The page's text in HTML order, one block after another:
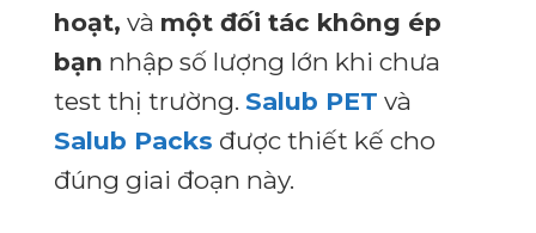
hoạt, và một đối tác không ép
bạn nhập số lượng lớn khi chưa
test thị trường. Salub PET và
Salub Packs được thiết kế cho
đúng giai đoạn này.